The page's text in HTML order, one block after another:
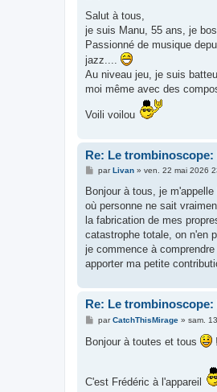
s
a
g
Salut à tous,
je suis Manu, 55 ans, je
Passionné de musique
jazz....
Au niveau jeu, je suis
moi même avec des
Voili voilou
Re: Le trombinoscope:
M
s
a
g
parLivan» ven. 22 mai 2026
Bonjour à tous, je
où personne ne sait
la fabrication de mes
catastrophe totale, on n'en
je commence à
apporter ma petite
Re: Le trombinoscope:
M
s
s
parCatchThisMirage» sam.
Bonjour à toutes et tous !
C'est Frédéric à l'appareil